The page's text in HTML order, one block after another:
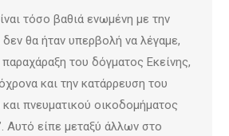
τόσο βαθιά ενωμένη με την
θα ήταν υπερβολή να λέγαμε,
του δόγματος Εκείνης,
και την κατάρρευση του
πνευματικού οικοδομήματος
Αυτό είπε μεταξύ άλλων στο